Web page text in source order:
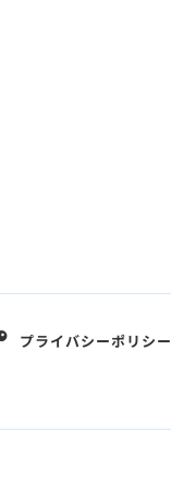
プライバシーポリシー